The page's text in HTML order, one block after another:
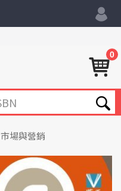
0
市場與營銷